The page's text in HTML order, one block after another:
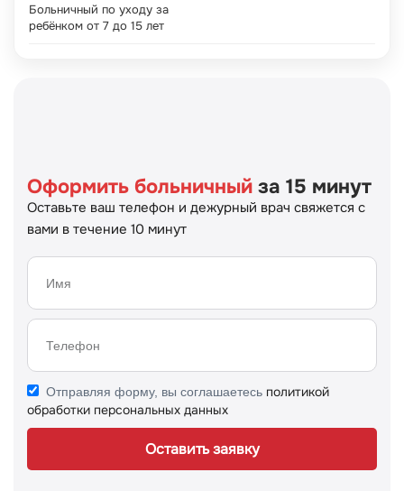
Больничный по уходу за
ребёнком от 7 до 15 лет
Оформить больничный за 15 минут
Оставьте ваш телефон и дежурный врач свяжется с
вами в течение 10 минут
Отправляя форму, вы соглашаетесь политикой
обработки персональных данных
Оставить заявку